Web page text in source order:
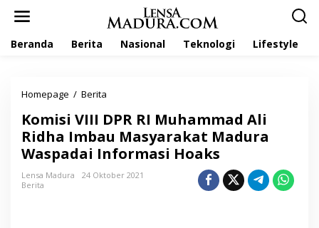
Beranda Berita Nasional Teknologi Lifestyle
Homepage / Berita
m
i
s
i
V
Komisi VIII DPR RI Muhammad Ali
Ridha Imbau Masyarakat Madura
Waspadai Informasi Hoaks
Lensa Madura
24 Oktober 2021
Berita